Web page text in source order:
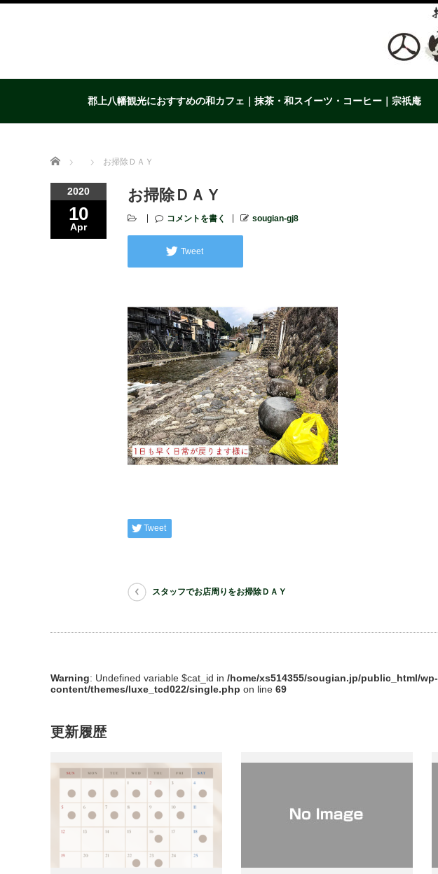
郡上八幡観光におすすめの和カフェ｜抹茶・和スイーツ・コーヒー｜宗祇庵
Home お掃除ＤＡＹ
2020
10
Apr
お掃除ＤＡＹ
コメントを書く sougian-gj8
Tweet
Tweet
スタッフでお店周りをお掃除ＤＡＹ
Warning: Undefined variable $cat_id in /home/xs514355/sougian.jp/public_html/wp-
content/themes/luxe_tcd022/single.php on line 69
更新履歴